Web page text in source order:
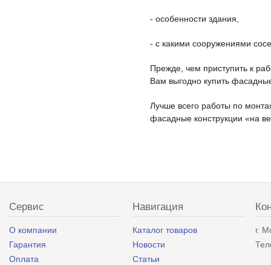
- особенности здания,
- с какими сооружениями
Прежде, чем приступить к
Вам выгодно купить
Лучше всего работы по
фасадные конструкции «на
Сервис
О компании
Гарантия
Оплата
Навигация
Каталог товаров
Новости
Статьи
г.